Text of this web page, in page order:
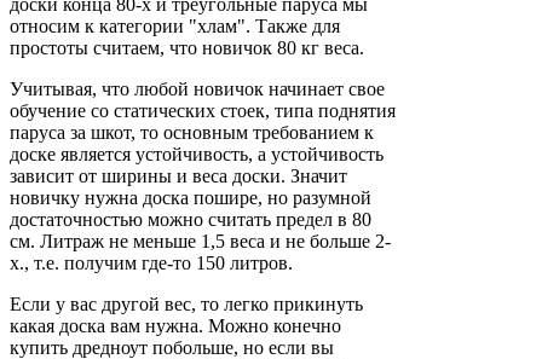
относим к категории "хлам". Также для
простоты считаем, что новичок 80 кг веса.
Учитывая, что любой новичок начинает свое
обучение со статических стоек, типа поднятия
паруса за шкот, то основным требованием к
доске является устойчивость, а устойчивость
зависит от ширины и веса доски. Значит
новичку нужна доска пошире, но разумной
достаточностью можно считать предел в 80
см. Литраж не меньше 1,5 веса и не больше 2-
х., т.е. получим где-то 150 литров.
Если у вас другой вес, то легко прикинуть
какая доска вам нужна. Можно конечно
купить дредноут побольше, но если вы